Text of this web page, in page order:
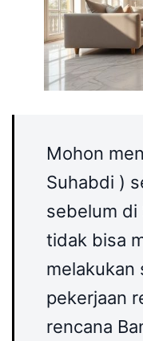
Mohon
Suhabdi )
sebelum di
tidak bisa
melakukan
pekerjaan
rencana